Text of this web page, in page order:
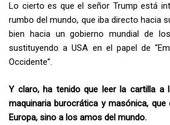
Lo cierto es que el señor Trump está
rumbo del mundo, que iba directo hacia
bien hacia un gobierno mundial de
sustituyendo a USA en el papel de
Occidente”.
Y claro, ha tenido que leer la cartilla a
maquinaria burocrática y masónica,
Europa, sino a los amos del mundo.